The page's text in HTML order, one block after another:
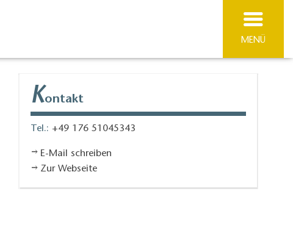
MENÜ
Kontakt
Tel.: +49 176 51045343
E-Mail schreiben
Zur Webseite